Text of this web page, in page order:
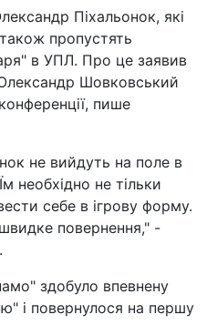
Піхальонок, які
пропустять
в УПЛ. Про це заявив
Шовковський
пише
не вийдуть на поле в
необхідно не тільки
себе в ігрову форму.
повернення," -
здобуло впевнену
і повернулося на першу